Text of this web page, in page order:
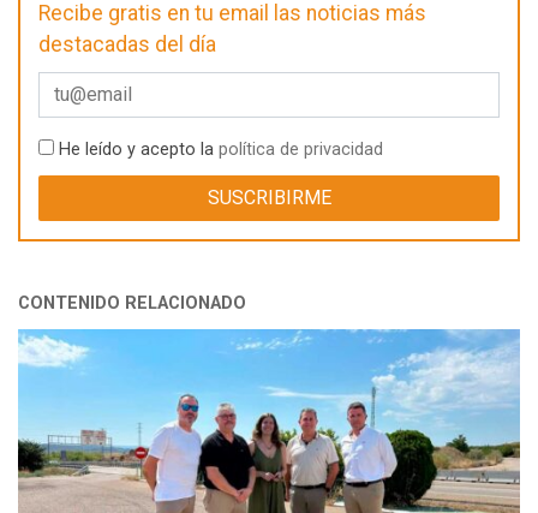
Recibe gratis en tu email las noticias más
destacadas del día
He leído y acepto la política de privacidad
CONTENIDO RELACIONADO